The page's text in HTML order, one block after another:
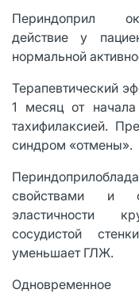
Периндоприл
действие у
нормальной
Терапевтический
1 месяц от
тахифилаксией.
синдром «отмены».
свойствами и
эластичности
сосудистой
уменьшает ГЛЖ.